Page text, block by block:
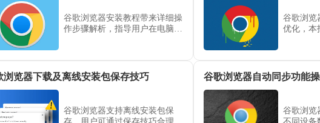
谷歌浏览器安装教程带来详细操
作步骤解析，指导用户在电脑端
谷歌浏览
优化，本
浏览器下载及离线安装包保存技巧
谷歌浏览器支持离线安装包保
谷歌浏览器自动同步功能
谷歌浏览